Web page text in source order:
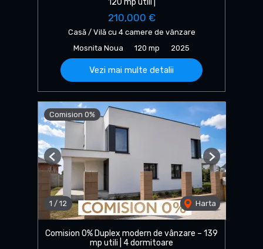
120 mp utili |
210,000 €
Casă / Vilă cu 4 camere de vânzare
Mosnita Noua
120 mp 2025
Vezi mai multe detalii
Comision 0%
1 / 12 Harta
Previous Next
Comision 0% Duplex modern de vânzare – 139
mp utili | 4 dormitoare